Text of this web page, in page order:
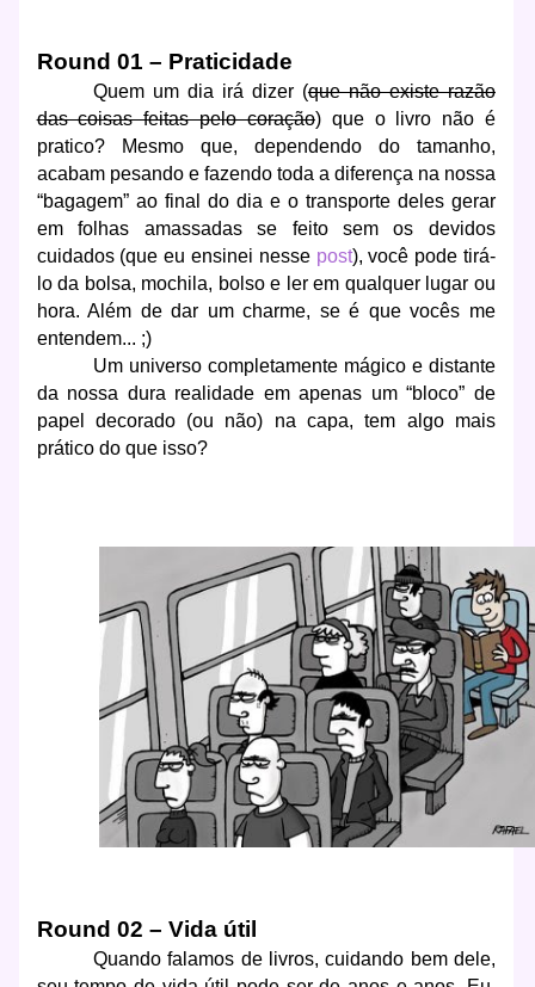
Round 01 – Praticidade
Quem um dia irá dizer (que não existe razão
das coisas feitas pelo coração) que o livro não é
pratico? Mesmo que, dependendo do tamanho,
acabam pesando e fazendo toda a diferença na nossa
“bagagem” ao final do dia e o transporte deles gerar
em folhas amassadas se feito sem os devidos
cuidados (que eu ensinei nesse post), você pode tirá-
lo da bolsa, mochila, bolso e ler em qualquer lugar ou
hora. Além de dar um charme, se é que vocês me
entendem... ;)
Um universo completamente mágico e distante
da nossa dura realidade em apenas um “bloco” de
papel decorado (ou não) na capa, tem algo mais
prático do que isso?
Round 02 – Vida útil
Quando falamos de livros, cuidando bem dele,